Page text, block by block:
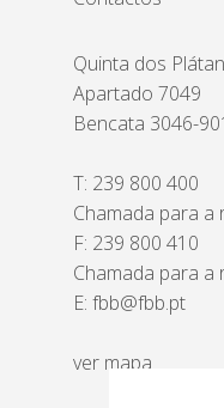
Quinta dos
Apartado 7049
Bencata 3046-
T: 239 800 400
Chamada para a
F: 239 800 410
Chamada para a
E:fbb@fbb.pt
ver mapa